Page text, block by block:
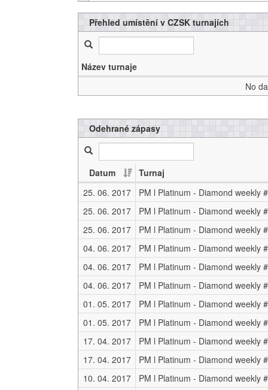
Přehled umístění v CZSK turnajích
Název turnaje
No
Odehrané zápasy
Datum
Turnaj
25. 06. 2017
25. 06. 2017
25. 06. 2017
04. 06. 2017
04. 06. 2017
04. 06. 2017
01. 05. 2017
PM l Platinum - Diamond weekly
01. 05. 2017
PM l Platinum - Diamond weekly
17. 04. 2017
PM l Platinum - Diamond weekly
17. 04. 2017
PM l Platinum - Diamond weekly
10. 04. 2017
PM l Platinum - Diamond weekly